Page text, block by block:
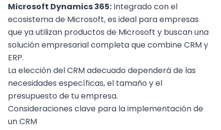
Microsoft Dynamics 365: Integrado con el
ecosistema de Microsoft, es ideal para empresas
que ya utilizan productos de Microsoft y buscan una
solución empresarial completa que combine CRM y
ERP.
La elección del CRM adecuado dependerá de las
necesidades específicas, el tamaño y el
presupuesto de tu empresa.
Consideraciones clave para la implementación de
un CRM